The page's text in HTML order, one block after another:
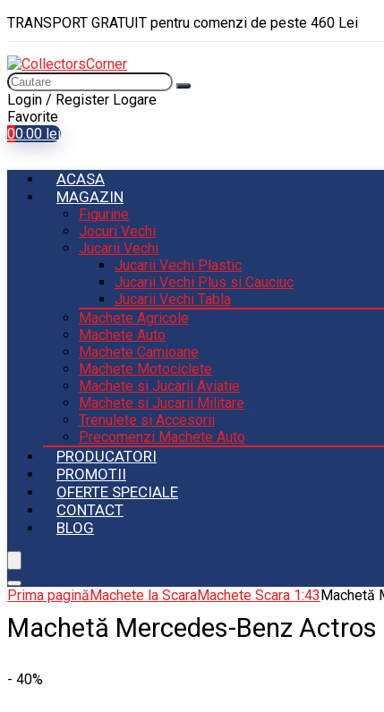
TRANSPORT GRATUIT pentru comenzi de peste 460 Lei
Login / Register Logare
Favorite
00.00 lei
ACASA
MAGAZIN
Figurine
Jocuri Vechi
Jucarii Vechi
Jucarii Vechi Plastic
Jucarii Vechi Plus si Cauciuc
Jucarii Vechi Tabla
Machete Agricole
Machete Auto
Machete Camioane
Machete Motociclete
Machete si Jucarii Aviatie
Machete si Jucarii Militare
Trenulete si Accesorii
Precomenzi Machete Auto
PRODUCATORI
PROMOTII
OFERTE SPECIALE
CONTACT
BLOG
Prima paginăMachete la ScaraMachete Scara 1:43Machetă
Machetă Mercedes-Benz
- 40%